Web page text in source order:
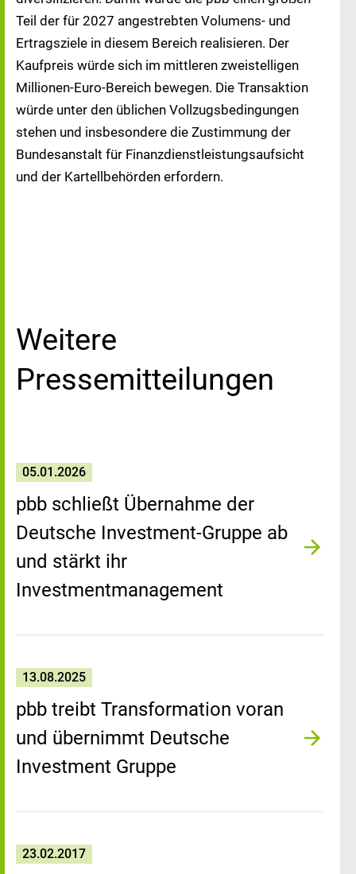
Teil der für 2027 angestrebten Volumens- und
Ertragsziele in diesem Bereich realisieren. Der
Kaufpreis würde sich im mittleren zweistelligen
Millionen-Euro-Bereich bewegen. Die Transaktion
würde unter den üblichen Vollzugsbedingungen
stehen und insbesondere die Zustimmung der
Bundesanstalt für Finanzdienstleistungsaufsicht
und der Kartellbehörden erfordern.
Weitere
Pressemitteilungen
05.01.2026
pbb schließt Übernahme der
Deutsche Investment-Gruppe ab
und stärkt ihr
Investmentmanagement
13.08.2025
pbb treibt Transformation voran
und übernimmt Deutsche
Investment Gruppe
23.02.2017